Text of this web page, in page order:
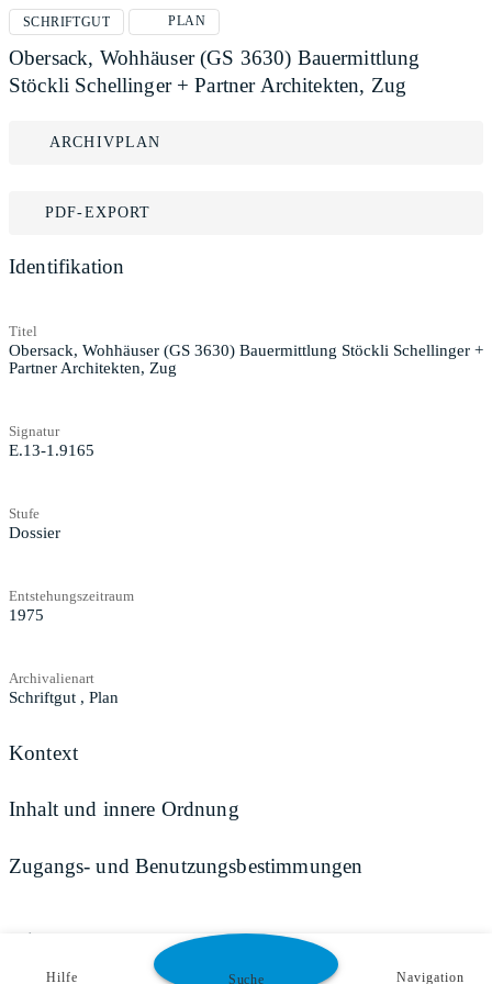
SCHRIFTGUT PLAN
Obersack, Wohhäuser (GS 3630) Bauermittlung
Stöckli Schellinger + Partner Architekten, Zug
ARCHIVPLAN
PDF-EXPORT
Identifikation
Titel
Obersack, Wohhäuser (GS 3630) Bauermittlung Stöckli Schellinger +
Partner Architekten, Zug
Signatur
E.13-1.9165
Stufe
Dossier
Entstehungszeitraum
1975
Archivalienart
Schriftgut , Plan
Kontext
Inhalt und innere Ordnung
Zugangs- und Benutzungsbestimmungen
Teilen
Hilfe Suche Navigation